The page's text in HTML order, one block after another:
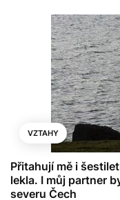
VZTAHY
Přitahují mě i
lekla. I můj partner
severu Čech